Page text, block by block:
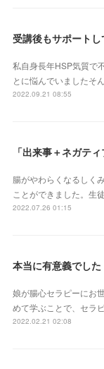
私自身長年HSP気質で
とに悩んでいましたそ
2022.09.21 08:55
腸がやわらくなるしく
ことができました。生
2022.07.26 01:15
本当に有意義でし
娘が腸心セラピーにお
めて学ぶことで、セラ
2022.02.21 02:08